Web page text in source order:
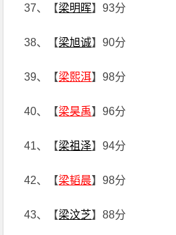
37、【梁明晖】93分
38、【梁旭诚】90分
39、【梁熙洱】98分
40、【梁昊禹】96分
41、【梁祖泽】94分
42、【梁韬晨】98分
43、【梁汶芝】88分